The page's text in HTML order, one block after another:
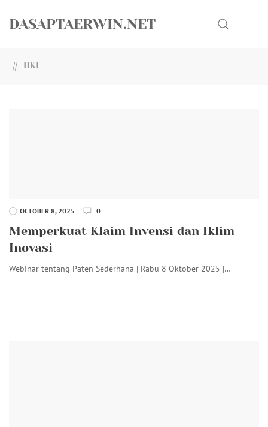
DASAPTAERWIN.NET Search
HKI
OCTOBER 8, 2025 0
Memperkuat Klaim Invensi dan Iklim
Inovasi
Webinar tentang Paten Sederhana | Rabu 8 Oktober 2025 |…